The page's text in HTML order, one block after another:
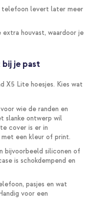
telefoon levert later meer
extra houvast, waardoor je
je past
X5 Lite hoesjes. Kies wat
wie de randen en
slanke ontwerp wil
cover is er in
met een kleur of print.
bijvoorbeeld siliconen of
is schokdempend en
pasjes en wat
voor een